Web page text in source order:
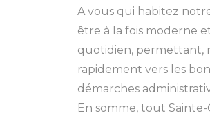
A vous qui habitez
être à la fois moderne
quotidien, permettant,
rapidement vers les
démarches
En somme, tout